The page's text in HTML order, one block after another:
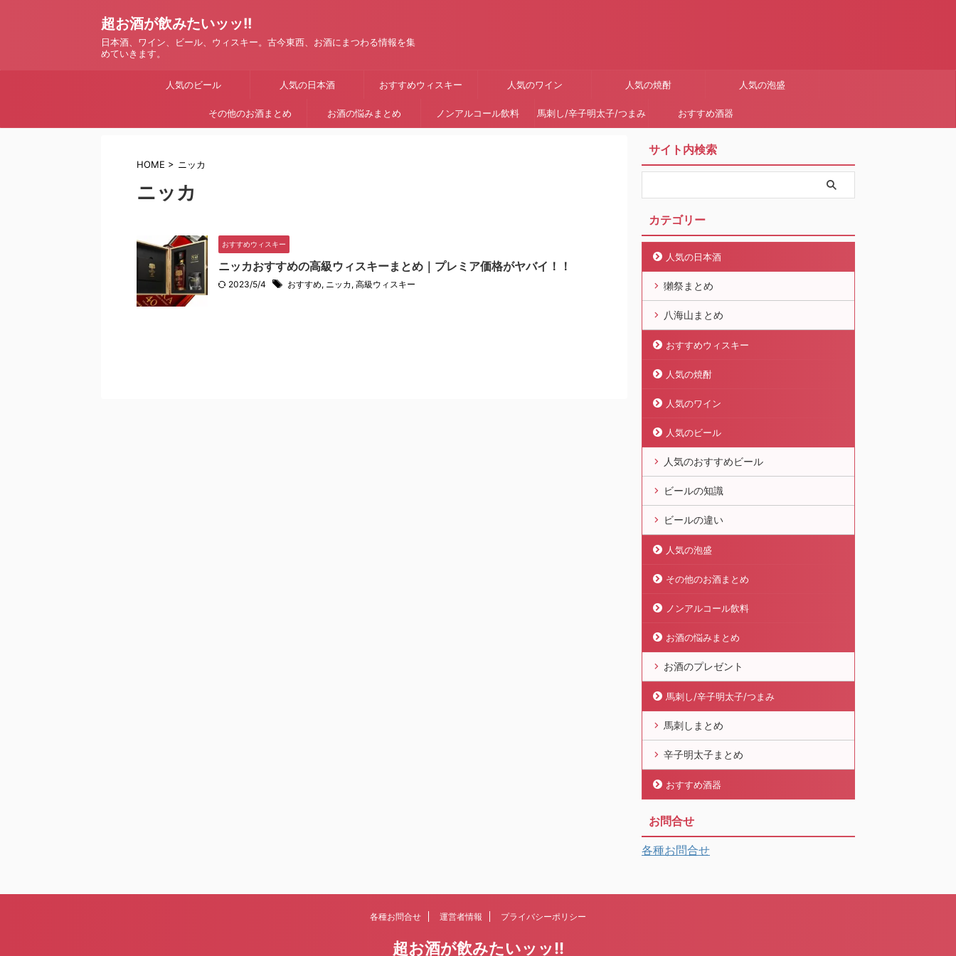
超お酒が飲みたいッッ!!
日本酒、ワイン、ビール、ウィスキー。古今東西、お酒にまつわる情報を集
めていきます。
人気のビール 人気の日本酒 おすすめウィスキー 人気のワイン 人気の焼酎 人気の泡盛
その他のお酒まとめ お酒の悩みまとめ ノンアルコール飲料 馬刺し/辛子明太子/つまみ おすすめ酒器
HOME > ニッカ
ニッカ
おすすめウィスキー
ニッカおすすめの高級ウィスキーまとめ｜プレミア価格がヤバイ！！
2023/5/4 おすすめ, ニッカ , 高級ウィスキー
サイト内検索
カテゴリー
人気の日本酒
獺祭まとめ
八海山まとめ
おすすめウィスキー
人気の焼酎
人気のワイン
人気のビール
人気のおすすめビール
ビールの知識
ビールの違い
人気の泡盛
その他のお酒まとめ
ノンアルコール飲料
お酒の悩みまとめ
お酒のプレゼント
馬刺し/辛子明太子/つまみ
馬刺しまとめ
辛子明太子まとめ
おすすめ酒器
お問合せ
各種お問合せ
各種お問合せ 運営者情報 プライバシーポリシー
超お酒が飲みたいッッ!!